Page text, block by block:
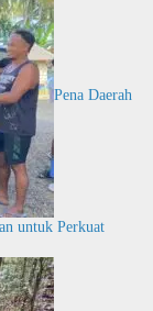
Pena Daerah
untuk Perkuat